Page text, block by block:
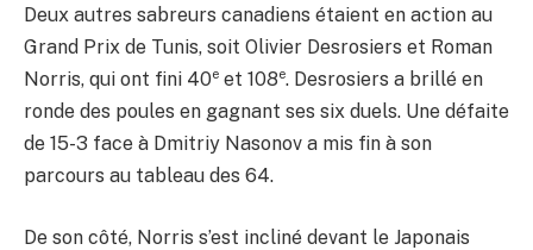
Deux autres sabreurs canadiens étaient en action au
Grand Prix de Tunis, soit Olivier Desrosiers et Roman
Norris, qui ont fini 40e et 108e. Desrosiers a brillé en
ronde des poules en gagnant ses six duels. Une défaite
de 15-3 face à Dmitriy Nasonov a mis fin à son
parcours au tableau des 64.
De son côté, Norris s’est incliné devant le Japonais